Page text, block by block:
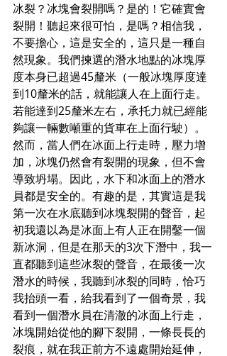
冰裂？冰塊會裂開嗎？是的！它確實會
裂開！聽起來很可怕，是嗎？相信我，
不要擔心，這是安全的，這只是一種自
然現象。我們揀選的潛水地點的冰塊厚
度本身已超過45釐米（一般冰塊厚度達
到10釐米的話，就能讓人在上面行走。
若能達到25釐米左右，承托力就已經能
夠讓一輛數噸重的貨車在上面行駛）。
然而，當人們在冰面上行走時，壓力增
加，冰塊仍然會有裂開的現象，但不會
導致坍塌。因此，水下和冰面上的潛水
員都是安全的。有趣的是，其實這是我
第一次在水底聽到冰塊裂開的聲音，起
初我還以為是冰面上有人正在開鑿一個
新冰洞，但是在那天的3次下潛中，我一
直都聽到這些冰裂的聲音，在最後一次
潛水的時候，我聽到冰裂的同時，恰巧
我抬頭一看，給我看到了一個奇景，我
看到一個潛水員在清澈的冰面上行走，
冰塊開始從他的腳下裂開，一條長長的
裂痕，就在我正前方不遠處開始延伸，